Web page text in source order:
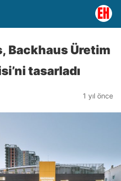
Backhaus Üretim
tasarladı
1 yıl önce